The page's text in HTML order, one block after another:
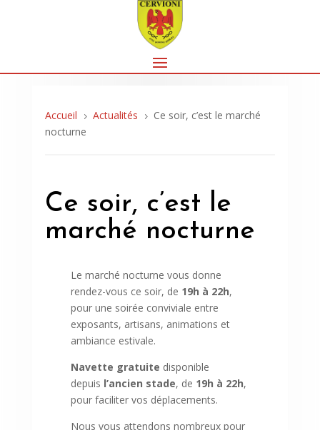
Accueil 5 Actualités 5
Ce soir, c’est le marché
nocturne
Ce soir, c’est le
marché nocturne
Le marché nocturne vous donne
rendez-vous ce soir, de 19h à 22h,
pour une soirée conviviale entre
exposants, artisans, animations et
ambiance estivale.
Navette gratuite disponible
depuis l’ancien stade, de 19h à 22h,
pour faciliter vos déplacements.
Nous vous attendons nombreux pour